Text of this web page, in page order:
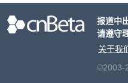
报道中
请遵守
关于我
©2003-